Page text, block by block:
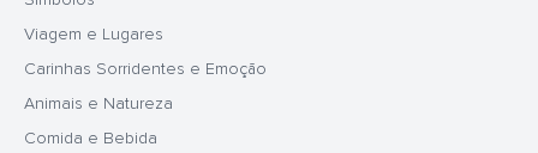
Viagem e Lugares
Carinhas Sorridentes e Emoção
Animais e Natureza
Comida e Bebida